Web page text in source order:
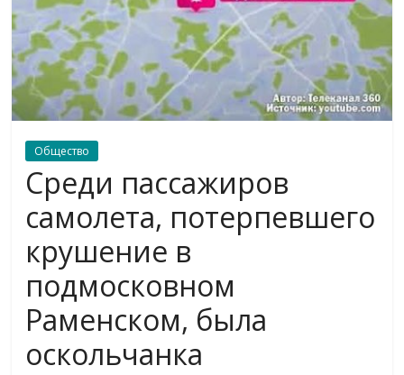
Общество
Среди пассажиров
самолета, потерпевшего
крушение в
подмосковном
Раменском, была
оскольчанка